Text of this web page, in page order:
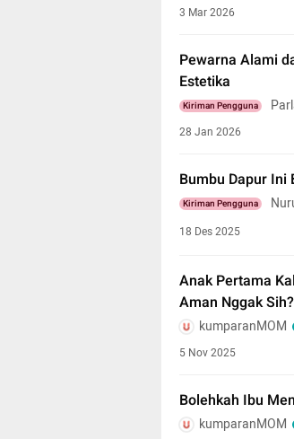
3 Mar 2026
Pewarna Alami
Estetika
Kiriman Pengguna
28 Jan 2026
Bumbu Dapur Ini
Kiriman Pengguna
18 Des 2025
Anak Pertama
Aman Nggak Sih?
kumparanMOM
5 Nov 2025
Bolehkah Ibu
kumparanMOM